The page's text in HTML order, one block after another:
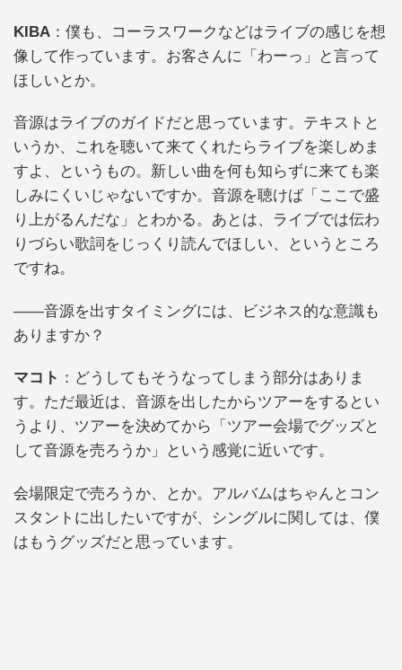
KIBA ：僕も、コーラスワークなどはライブの感じを想
像して作っています。お客さんに「わーっ」と言って
ほしいとか。
音源はライブのガイドだと思っています。テキストと
いうか、これを聴いて来てくれたらライブを楽しめま
すよ、というもの。新しい曲を何も知らずに来ても楽
しみにくいじゃないですか。音源を聴けば「ここで盛
り上がるんだな」とわかる。あとは、ライブでは伝わ
りづらい歌詞をじっくり読んでほしい、というところ
ですね。
――音源を出すタイミングには、ビジネス的な意識も
ありますか？
マコト ：どうしてもそうなってしまう部分はありま
す。ただ最近は、音源を出したからツアーをするとい
うより、ツアーを決めてから「ツアー会場でグッズと
して音源を売ろうか」という感覚に近いです。
会場限定で売ろうか、とか。アルバムはちゃんとコン
スタントに出したいですが、シングルに関しては、僕
はもうグッズだと思っています。